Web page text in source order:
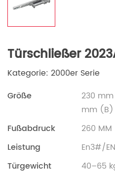
Türschließer
Kategorie: 2000er Serie
Größe
230
mm (B)
Fußabdruck
260
Leistung
En3#/
Türgewicht
40–65